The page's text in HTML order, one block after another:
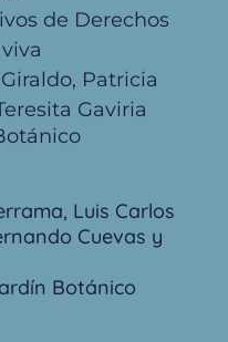
de Derechos
Patricia
Gaviria
Luis Carlos
Cuevas y
Botánico